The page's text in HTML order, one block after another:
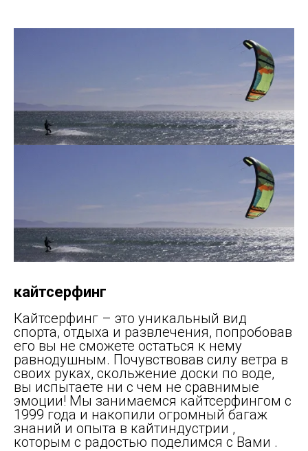
кайтсерфинг
Кайтсерфинг – это уникальный вид
спорта, отдыха и развлечения, попробовав
его вы не сможете остаться к нему
равнодушным. Почувствовав силу ветра в
своих руках, скольжение доски по воде,
вы испытаете ни с чем не сравнимые
эмоции! Мы занимаемся кайтсерфингом с
1999 года и накопили огромный багаж
знаний и опыта в кайтиндустрии ,
которым с радостью поделимся с Вами .